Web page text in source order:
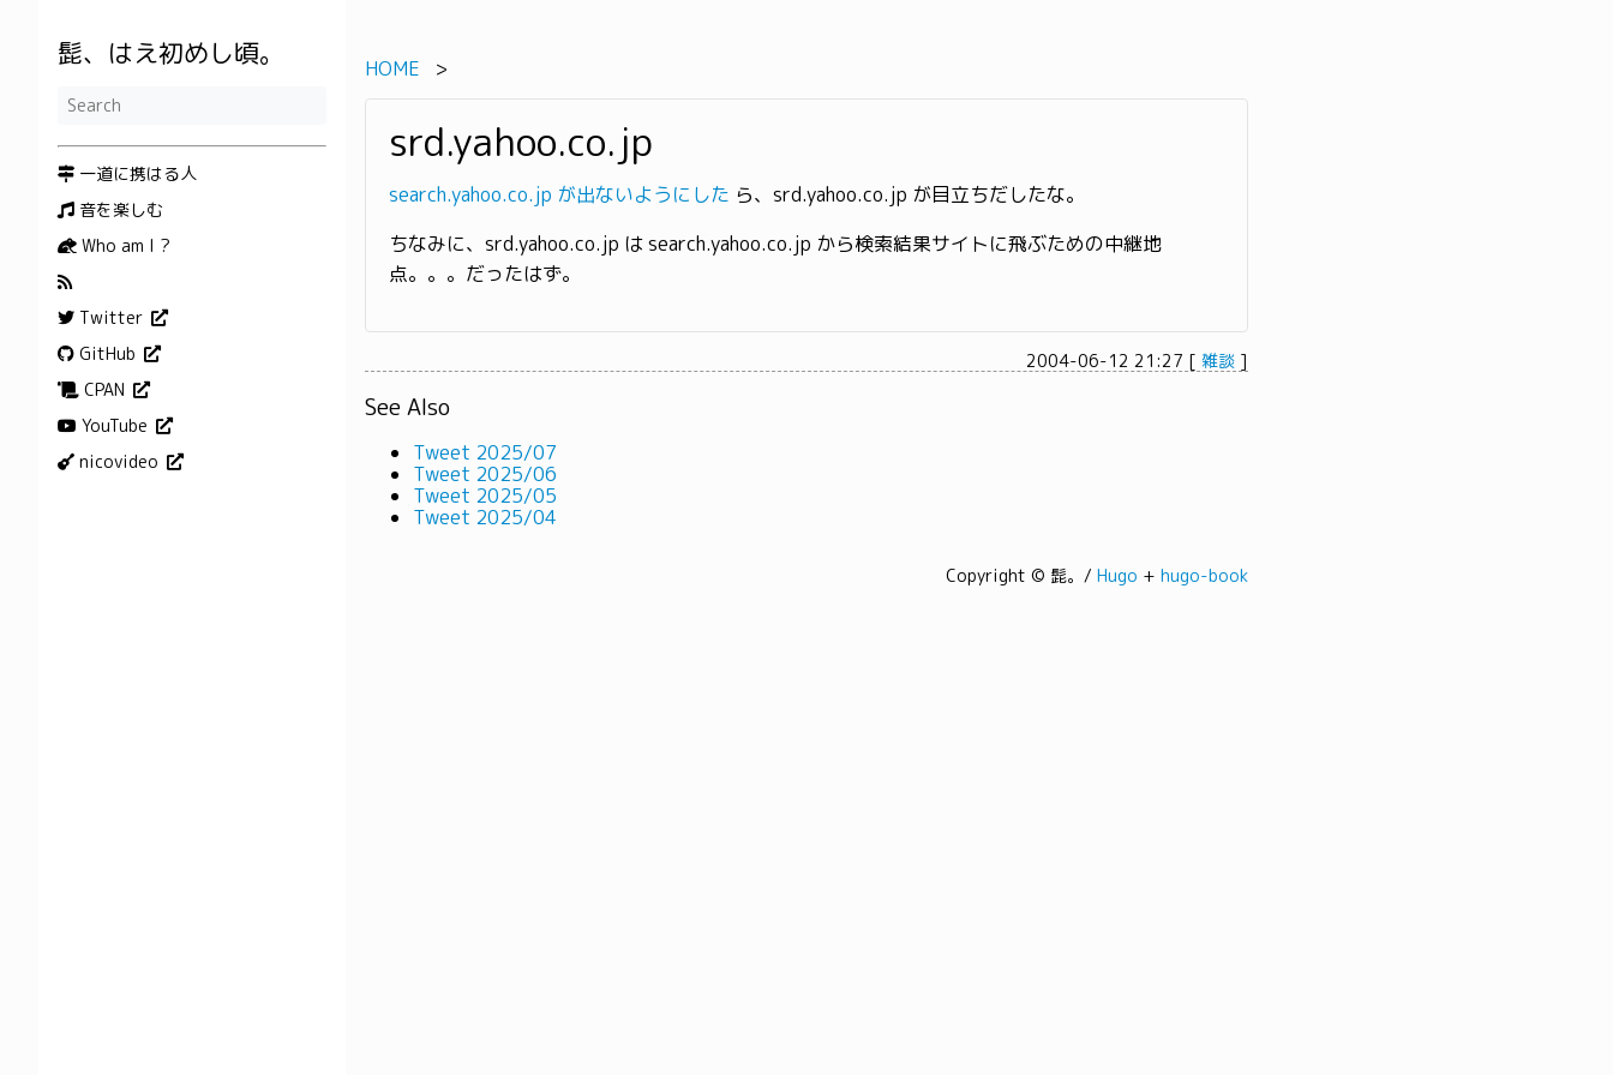
髭、はえ初めし頃。
一道に携はる人
音を楽しむ
Who am I ?
Twitter
GitHub
CPAN
YouTube
nicovideo
HOME
srd.yahoo.co.jp
search.yahoo.co.jp が出ないようにした ら、srd.yahoo.co.jp が目立ちだしたな。
ちなみに、srd.yahoo.co.jp は search.yahoo.co.jp から検索結果サイトに飛ぶための中継地
点。。。だったはず。
2004-06-12 21:27 [ 雑談 ]
See Also
Tweet 2025/07
Tweet 2025/06
Tweet 2025/05
Tweet 2025/04
Copyright © 髭。/ Hugo + hugo-book